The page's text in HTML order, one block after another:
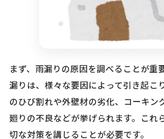
まず、雨漏りの原因を調べることが重
漏りは、様々な要因によって引き起こ
のひび割れや外壁材の劣化、コーキン
廻りの不良などが挙げられます。これ
切な対策を講じることが必要です。